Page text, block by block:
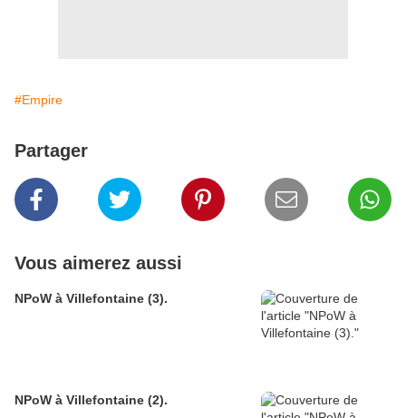
#Empire
Partager
Vous aimerez aussi
NPoW à Villefontaine (3).
NPoW à Villefontaine (2).